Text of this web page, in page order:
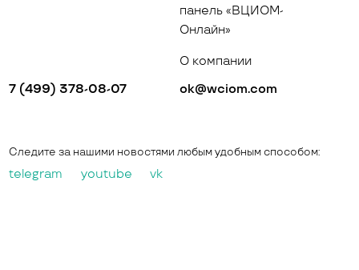
панель «ВЦИОМ-
Онлайн»
О компании
7 (499) 378-08-07
ok@wciom.com
Следите за нашими новостями любым удобным способом:
telegram youtube vk